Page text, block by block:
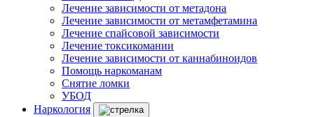
Лечение зависимости от метадона
Лечение зависимости от метамфетамина
Лечение спайсовой зависимости
Лечение токсикомании
Лечение зависимости от каннабиноидов
Помощь наркоманам
Снятие ломки
УБОД
Наркология